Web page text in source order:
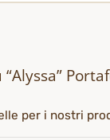
per i nostri